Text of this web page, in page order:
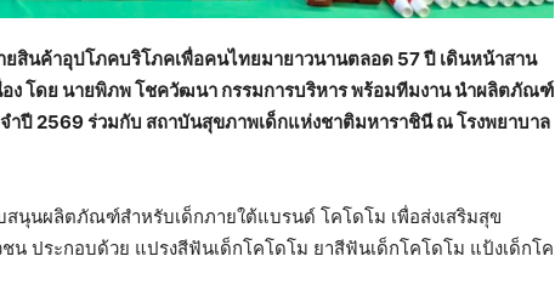
สินค้าอุปโภคบริโภคเพื่อคนไทยมายาวนานตลอด 57 ปี เดินหน้าสาน
ง โดย นายพิภพ โชควัฒนา กรรมการบริหาร พร้อมทีมงาน นำผลิตภัณฑ์
ำปี 2569 ร่วมกับ สถาบันสุขภาพเด็กแห่งชาติมหาราชินี ณ โรงพยาบาล
นุนผลิตภัณฑ์สำหรับเด็กภายใต้แบรนด์ โคโดโม เพื่อส่งเสริมสุข
น ประกอบด้วย แปรงสีฟันเด็กโคโดโม ยาสีฟันเด็กโคโดโม แป้งเด็กโค